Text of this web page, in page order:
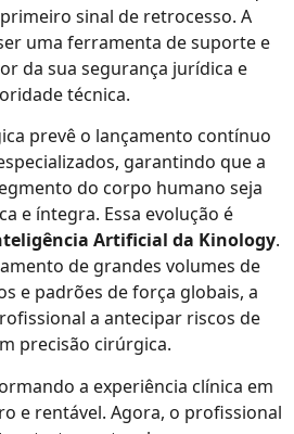
sinal de retrocesso. A
uma ferramenta de suporte e
da sua segurança jurídica e
técnica.
prevê o lançamento contínuo
garantindo que a
do corpo humano seja
e íntegra. Essa evolução é
Artificial da Kinology.
de grandes volumes de
e padrões de força globais, a
a antecipar riscos de
precisão cirúrgica.
a experiência clínica em
e rentável. Agora, o profissional